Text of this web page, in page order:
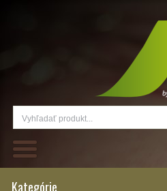
Kategórie